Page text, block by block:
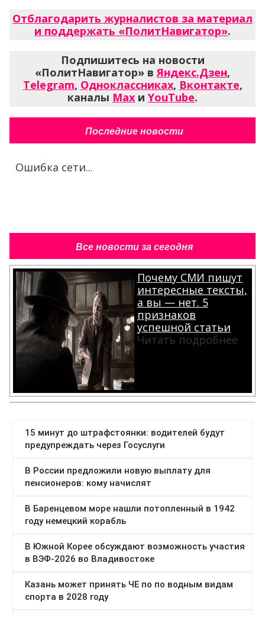
Отблагодарить журналистов за материал
и поддержать «ПолитНавигатор».
Подпишитесь на новости
«ПолитНавигатор» вЯндекс.Дзен,
Telegram, Одноклассниках, Вконтакте,
каналы Max и YouTube.
Последние новости
Ошибка сети...
Все новости за сегодня
Почему СМИ пишут
интересные тексты,
а вы — нет. 5
признаков
успешной статьи
Читать подробнее